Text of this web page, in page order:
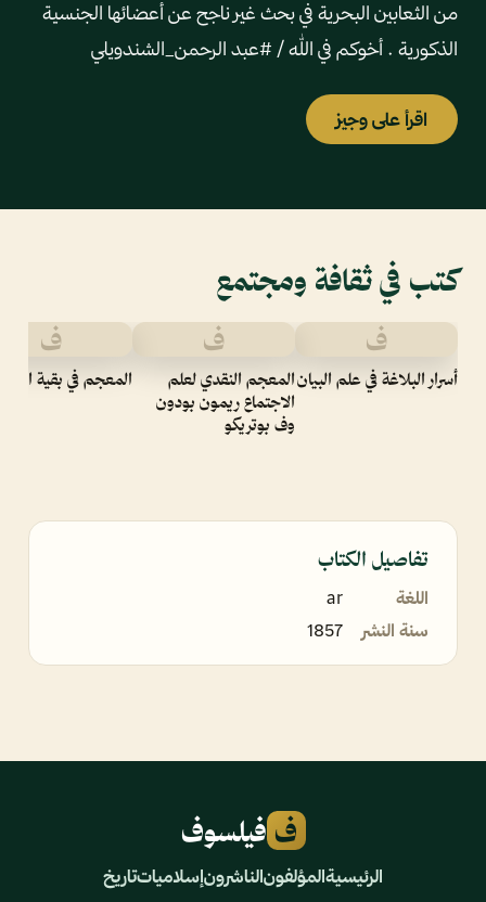
من الثعابين البحرية في بحث غير ناجح عن أعضائها الجنسية
الذكورية . أخوكم في الله / #عبد الرحمن_الشندويلي
اقرأ على وجيز
كتب في ثقافة ومجتمع
ف
أسرار البلاغة في علم البيان
ف
المعجم النقدي لعلم
الاجتماع ريمون بودون
وف بوتريكو
ف
المعجم في بقية
تفاصيل الكتاب
اللغة
ar
سنة النشر
1857
ف فيلسوف
الرئيسيةالمؤلفونالناشرونإسلامياتتاريخ